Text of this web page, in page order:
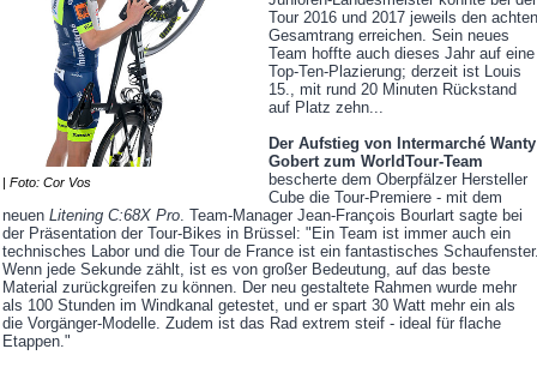
| Foto: Cor Vos
Tour 2016 und 2017 jeweils den achten
Gesamtrang erreichen. Sein neues
Team hoffte auch dieses Jahr auf eine
Top-Ten-Plazierung; derzeit ist Louis
15., mit rund 20 Minuten Rückstand
auf Platz zehn...
Der Aufstieg von Intermarché Wanty
Gobert zum WorldTour-Team
bescherte dem Oberpfälzer Hersteller
Cube die Tour-Premiere - mit dem
neuen Litening C:68X Pro. Team-Manager Jean-François Bourlart sagte bei
der Präsentation der Tour-Bikes in Brüssel: "Ein Team ist immer auch ein
technisches Labor und die Tour de France ist ein fantastisches
Wenn jede Sekunde zählt, ist es von großer Bedeutung, auf das beste
Material zurückgreifen zu können. Der neu gestaltete Rahmen wurde mehr
als 100 Stunden im Windkanal getestet, und er spart 30 Watt mehr ein als
die Vorgänger-Modelle. Zudem ist das Rad extrem steif - ideal für flache
Etappen."